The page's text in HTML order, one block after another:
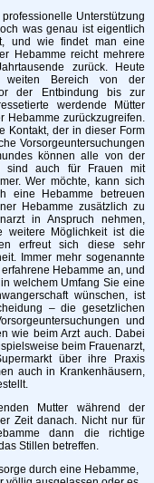
Unterstützung
was genau ist eigentlich
und wie findet man eine
Hebamme reicht mehrere
zurück. Heute
weiten Bereich von der
der Entbindung bis zur
werdende Mütter
Hebamme zurückzugreifen.
Kontakt, der in dieser Form
Vorsorgeuntersuchungen
können alle von der
sind auch für Frauen mit
Wer möchte, kann sich
eine Hebamme betreuen
Hebamme zusätzlich zu
in Anspruch nehmen,
weitere Möglichkeit ist die
erfreut sich diese sehr
Immer mehr sogenannte
Hebamme an, und
welchem Umfang Sie eine
wünschen, ist
– die gesetzlichen
und
wie beim Arzt auch. Dabei
beim Frauenarzt,
über ihre Praxis
auch in Krankenhäusern,
Mutter während der
Zeit danach. Nicht nur für
dann die richtige
Stillen betreffen.
durch eine Hebamme,